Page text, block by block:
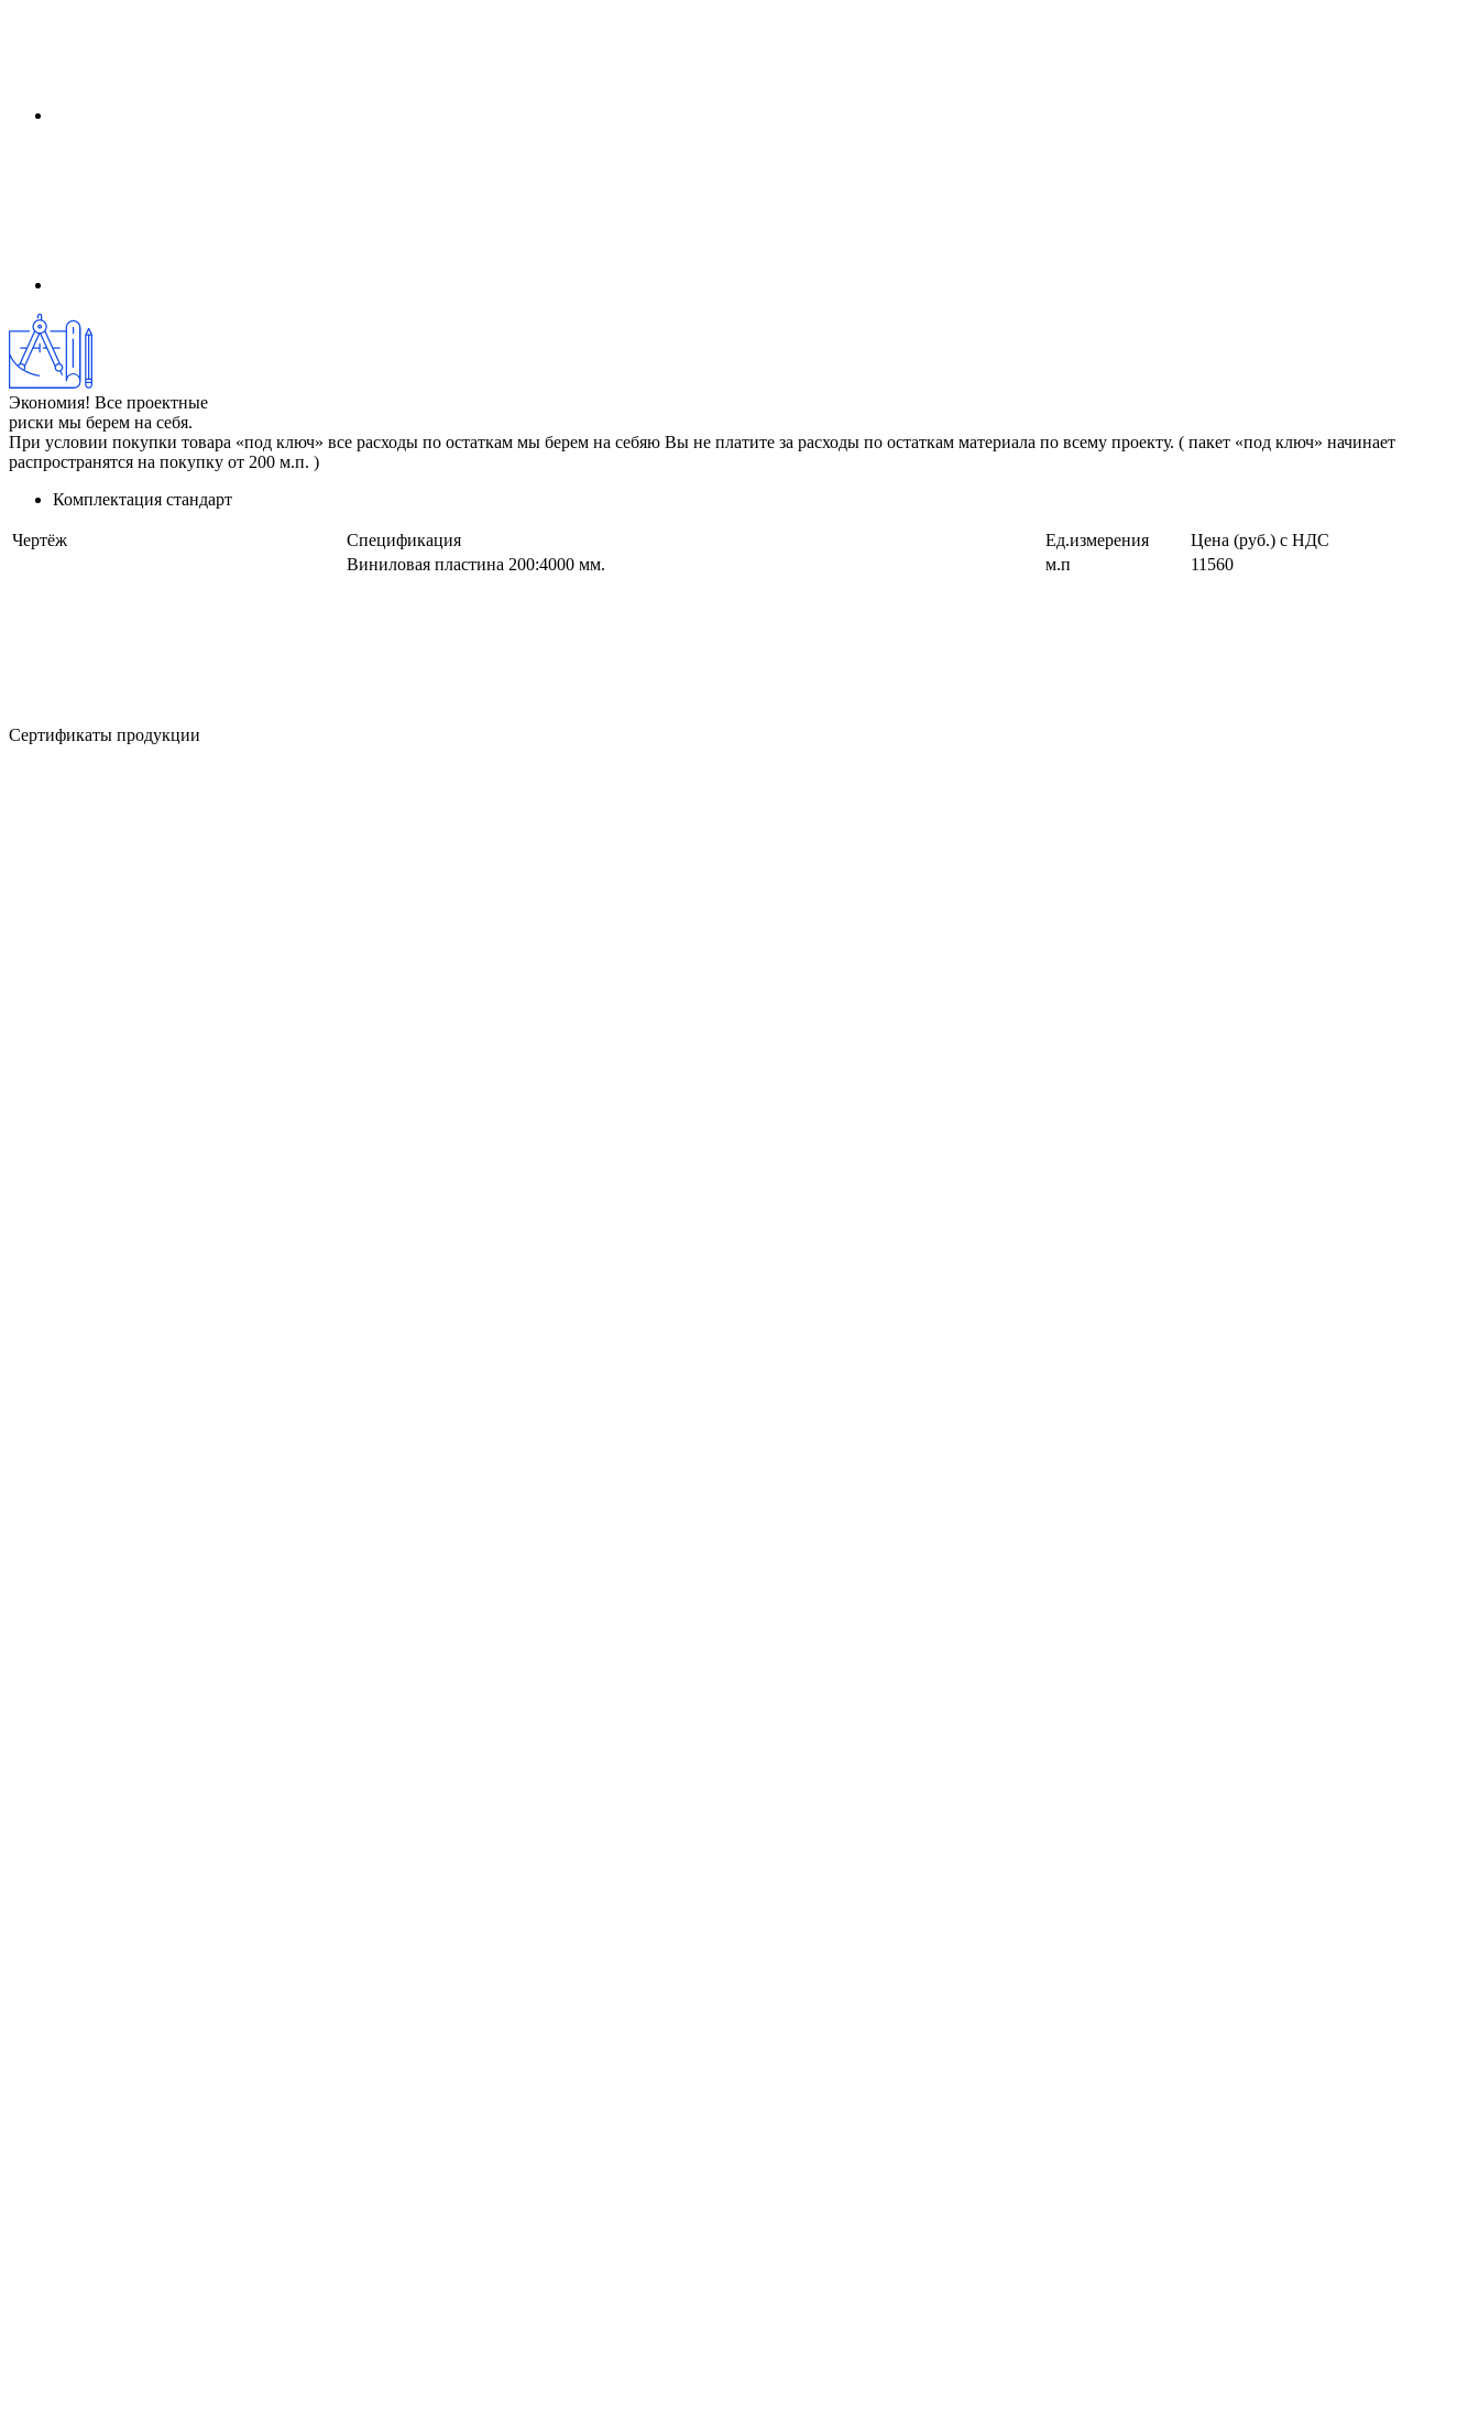
Экономия! Все проектные
риски мы берем на себя.
При условии покупки товара «под ключ» все расходы по остаткам мы берем на себяю Вы не платите за расходы по остаткам материала по всему проекту. ( пакет «под ключ» начинает
распространятся на покупку от 200 м.п. )
Комплектация стандарт
Чертёж Спецификация Ед.измерения
Цена (руб.) с НДС
Виниловая пластина 200:4000 мм.
м.п 11560
Сертификаты продукции